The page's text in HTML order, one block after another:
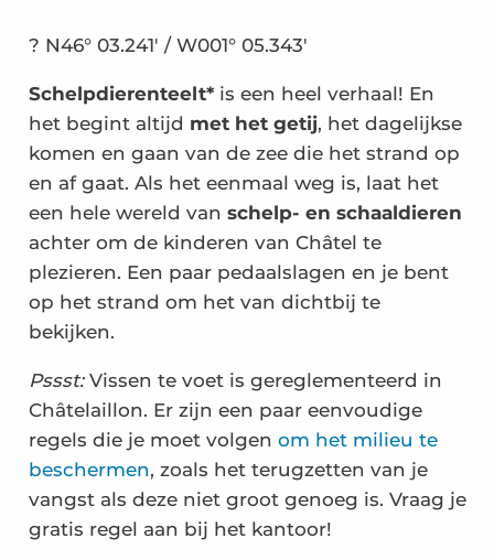
? N46° 03.241′ / W001° 05.343′
Schelpdierenteelt*is een heel verhaal! En
het begint altijd met het getij, het dagelijkse
komen en gaan van de zee die het strand op
en af gaat. Als het eenmaal weg is, laat het
een hele wereld van schelp- en schaaldieren
achter om de kinderen van Châtel te
plezieren. Een paar pedaalslagen en je bent
op het strand om het van dichtbij te
bekijken.
Pssst:Vissen te voet is gereglementeerd in
Châtelaillon. Er zijn een paar eenvoudige
regels die je moet volgen om het milieu te
beschermen, zoals het terugzetten van je
vangst als deze niet groot genoeg is. Vraag je
gratis regel aan bij het kantoor!